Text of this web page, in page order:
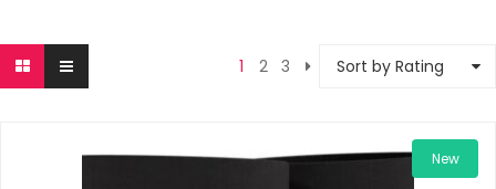
Sort by Rating
1 2 3
New